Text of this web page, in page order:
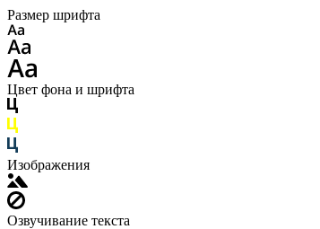
Размер шрифта
Цвет фона и шрифта
Изображения
Озвучивание текста